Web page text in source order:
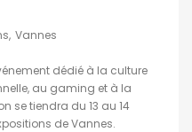
Vannes
dédié à la culture
au gaming et à la
se tiendra du 13 au 14
de Vannes.